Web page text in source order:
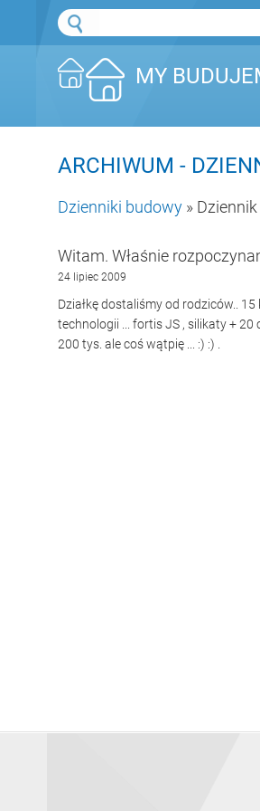
MY
ARCHIWUM -
Dzienniki budowy »
Witam. Właśnie
24 lipiec 2009
Działkę dostaliśmy od rodziców..
technologii ... fortis JS , silikaty + 20
200 tys. ale coś wątpię ... :) :) .